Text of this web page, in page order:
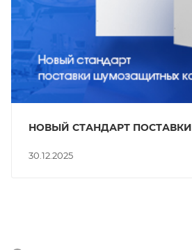
30.12.2025
НОВЫЙ СТАНДАРТ ПОСТАВКИ